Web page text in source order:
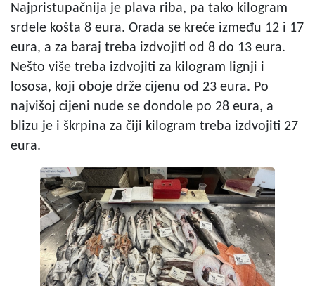
Najpristupačnija je plava riba, pa tako kilogram
srdele košta 8 eura. Orada se kreće između 12 i 17
eura, a za baraj treba izdvojiti od 8 do 13 eura.
Nešto više treba izdvojiti za kilogram lignji i
lososa, koji oboje drže cijenu od 23 eura. Po
najvišoj cijeni nude se dondole po 28 eura, a
blizu je i škrpina za čiji kilogram treba izdvojiti 27
eura.